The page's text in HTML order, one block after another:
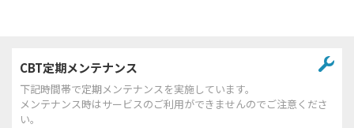
CBT定期メンテナンス
下記時間帯で定期メンテナンスを実施しています。
メンテナンス時はサービスのご利用ができませんのでご注意くださ
い。